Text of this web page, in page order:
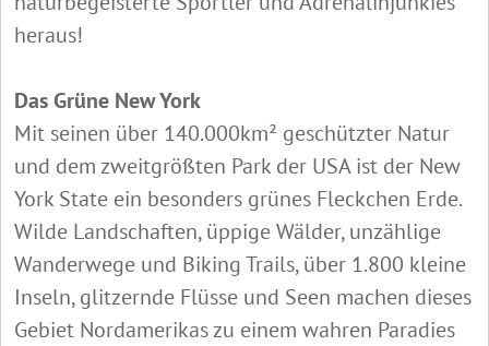
heraus!
Das Grüne New York
Mit seinen über 140.000km² geschützter Natur
und dem zweitgrößten Park der USA ist der New
York State ein besonders grünes Fleckchen Erde.
Wilde Landschaften, üppige Wälder, unzählige
Wanderwege und Biking Trails, über 1.800 kleine
Inseln, glitzernde Flüsse und Seen machen dieses
Gebiet Nordamerikas zu einem wahren Paradies